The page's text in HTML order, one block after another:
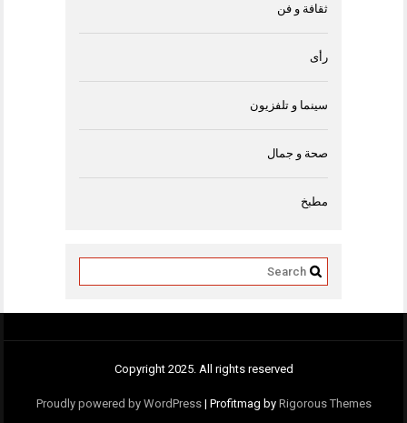
ثقافة و فن
رأى
سينما و تلفزيون
صحة و جمال
مطبخ
Copyright 2025. All rights reserved
Proudly powered by WordPress | Profitmag by Rigorous Themes